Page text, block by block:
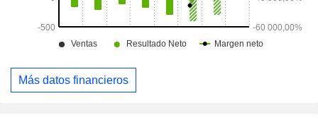
Más datos financieros